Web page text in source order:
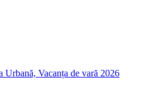
Urbană, Vacanța de vară 2026